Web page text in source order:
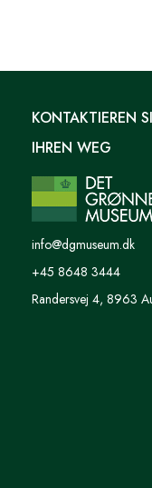
KONTAKTIEREN
IHREN WEG
info@dgmuseum.dk
+45 8648 3444
Randersvej 4, 8963